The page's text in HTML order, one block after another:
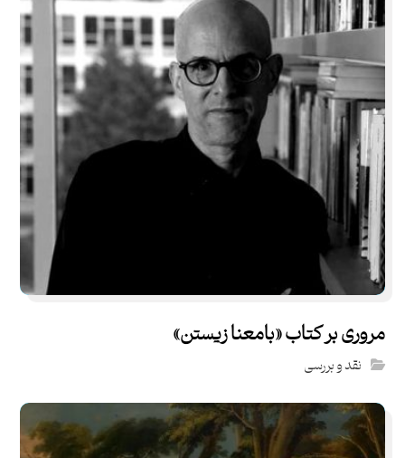
مروری بر کتاب «بامعنا زیستن»
نقد و بررسی